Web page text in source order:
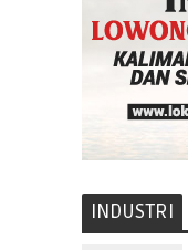
INDUSTRI